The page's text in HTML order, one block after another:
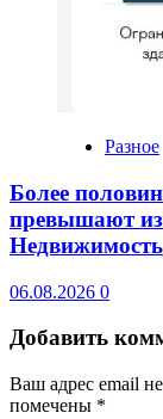
Разное
Более
превышают
Недвижимость
06.08.2026 0
Добавить
Ваш адрес email
помечены *